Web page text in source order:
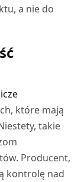
a nie do
które mają
takie
Producent,
kontrolę nad